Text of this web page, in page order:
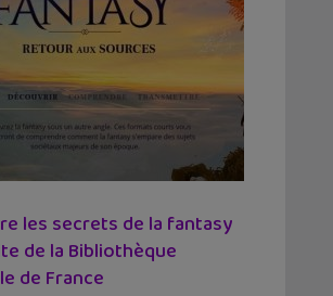
les secrets de la fantasy
de la Bibliothèque
de France